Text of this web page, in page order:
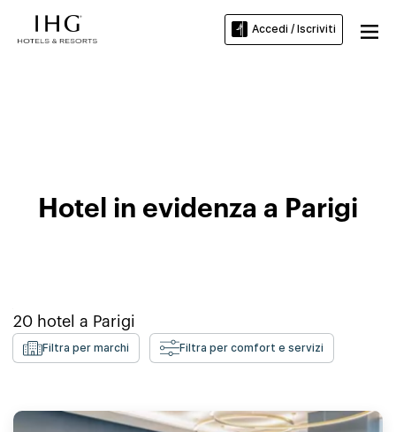
Accedi / Iscriviti
Hotel in evidenza a Parigi
20 hotel a Parigi
Filtra per marchi Filtra per comfort e servizi